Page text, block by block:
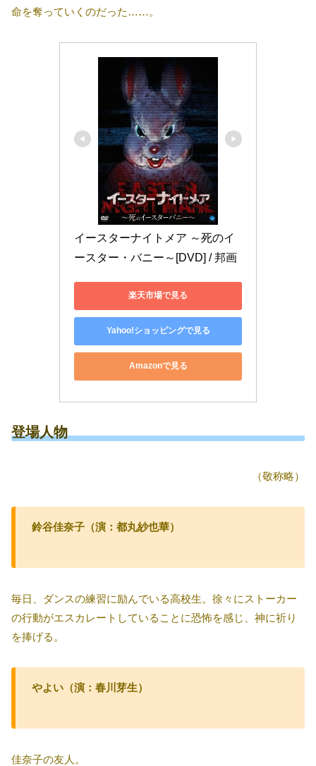
命を奪っていくのだった……。
イースターナイトメア ～死のイ
ースター・バニー～[DVD] / 邦画
楽天市場で見る
Yahoo!ショッピングで見る
Amazonで見る
登場人物
（敬称略）
鈴谷佳奈子（演：都丸紗也華）
毎日、ダンスの練習に励んでいる高校生。徐々にストーカー
の行動がエスカレートしていることに恐怖を感じ、神に祈り
を捧げる。
やよい（演：春川芽生）
佳奈子の友人。